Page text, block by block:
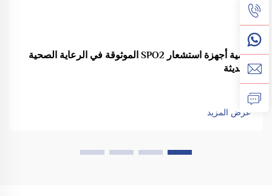
أهمية أجهزة استشعار SPO2 الموثوقة في الرعاية الصحية
الحديثة
عرض المزيد